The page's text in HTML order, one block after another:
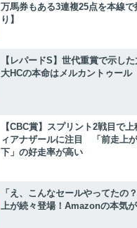
万馬券もある3連複25点を本線
り】
【レパードS】世代重賞で示し
大HCの本命はメルカントゥール
【CBC賞】スプリント2戦目で
ィアナザールに注目 「前走上
下」の好走率が高い
「え、こんなセールやってたの
上が続々登場！Amazonの本気